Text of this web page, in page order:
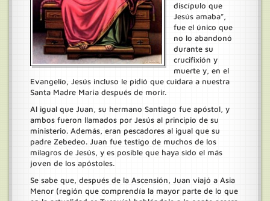
discípulo que
Jesús amaba”,
fue el único que
no lo abandonó
durante su
crucifixión y
muerte y, en el
Evangelio, Jesús incluso le pidió que cuidara a nuestra
Santa Madre María después de morir.
Al igual que Juan, su hermano Santiago fue apóstol, y
ambos fueron llamados por Jesús al principio de su
ministerio. Además, eran pescadores al igual que su
padre Zebedeo. Juan fue testigo de muchos de los
milagros de Jesús, y es posible que haya sido el más
joven de los apóstoles.
Se sabe que, después de la Ascensión, Juan viajó a Asia
Menor (región que comprendía la mayor parte de lo que